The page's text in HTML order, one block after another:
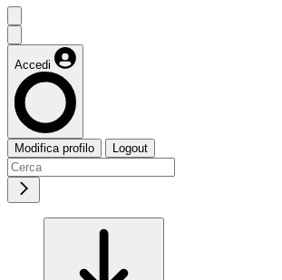
Accedi
Modifica profilo Logout